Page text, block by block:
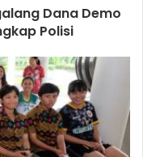
Dana Demo
Polisi